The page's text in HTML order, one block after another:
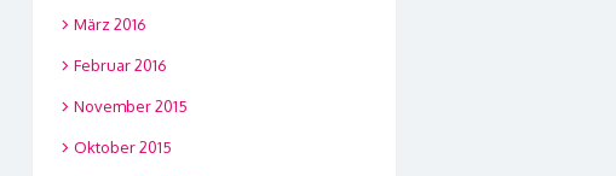
März 2016
Februar 2016
November 2015
Oktober 2015